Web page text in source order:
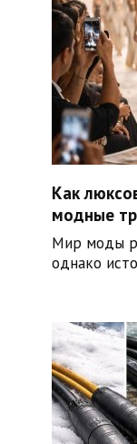
Как
модные
Мир моды
однако